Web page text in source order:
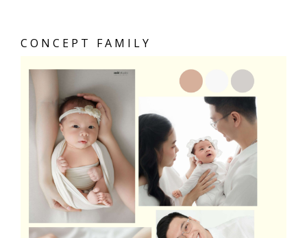
CONCEPT FAMILY